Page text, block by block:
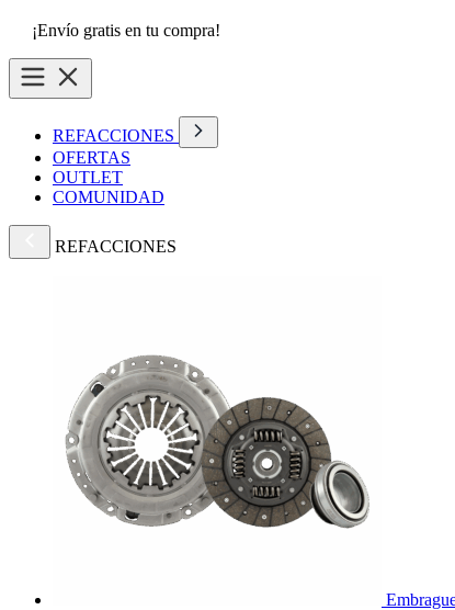
¡Envío gratis en tu compra!
REFACCIONES
OFERTAS
OUTLET
COMUNIDAD
REFACCIONES